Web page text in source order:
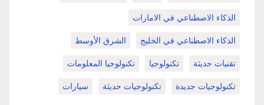
الذكاء الاصطناعي في الامارات
الذكاء الاصطناعي في الخليج الشرق الأوسط
تقنيات حديثة تكنولوجيا تكنولوجيا المعلومات
تكنولوجيات جديدة تكنولوجيات حديثة سيارات